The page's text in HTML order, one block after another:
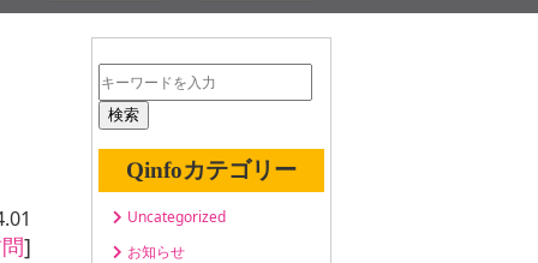
]
検索
Qinfoカテゴリー
Uncategorized
お知らせ